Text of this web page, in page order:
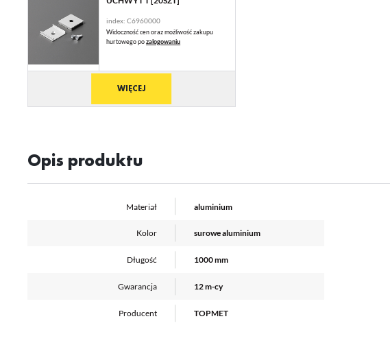
index: C6960000
Widoczność cen oraz możliwość zakupu
hurtowego pozalogowaniu
WIĘCEJ
Opis produktu
Materiał aluminium
Kolor surowe aluminium
Długość 1000 mm
Gwarancja 12 m-cy
Producent TOPMET